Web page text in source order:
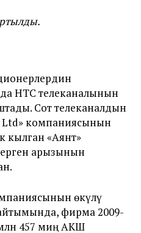
НТС телеканалынын
Сот телеканалдын
Ltd» компаниясынын
кылган «Аянт»
арызынын
өкүлү
фирма 2009-
457 миң АКШ